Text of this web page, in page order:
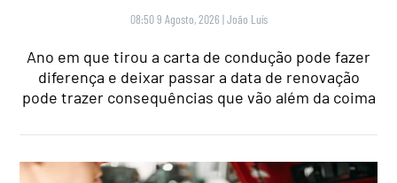
08:50 9 Agosto, 2026 |João Luís
Ano em que tirou a carta de condução pode fazer
diferença e deixar passar a data de renovação
pode trazer consequências que vão além da coima